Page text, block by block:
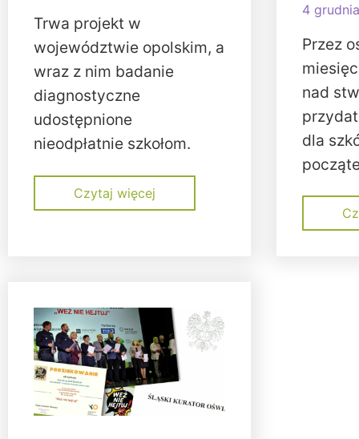
Trwa projekt w
województwie opolskim, a
wraz z nim badanie
diagnostyczne
udostępnione
nieodpłatnie szkołom.
Czytaj więcej
4
Przez
nad
dla